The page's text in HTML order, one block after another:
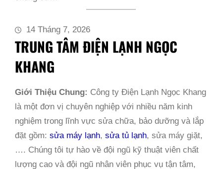
14 Tháng 7, 2026
TRUNG TÂM ĐIỆN LẠNH NGỌC
KHANG
Giới Thiệu Chung: Công ty Điện Lạnh Ngọc Khang
là một đơn vị chuyên nghiệp với nhiều năm kinh
nghiệm trong lĩnh vực sửa chữa, bảo dưỡng và lắp
đặt gồm: sửa máy lạnh, sửa tủ lạnh, sửa máy giặt,
…. Chúng tôi tự hào về đội ngũ kỹ thuật viên chất
lượng cao và đội ngũ nhân viên phục vụ tận tâm,